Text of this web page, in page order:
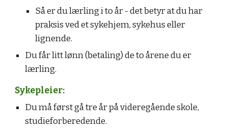
Så er du lærling i to år - det betyr at du har
praksis ved et sykehjem, sykehus eller
lignende.
Du får litt lønn (betaling) de to årene du er
lærling.
Sykepleier:
Du må først gå tre år på videregående skole,
studieforberedende.